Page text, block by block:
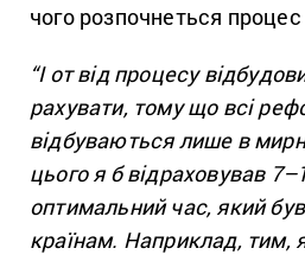
чого розпочнеться
“І от від процесу
рахувати, тому що всі
відбуваються лише в
цього я б відраховував
оптимальний час, який
країнам. Наприклад, тим,